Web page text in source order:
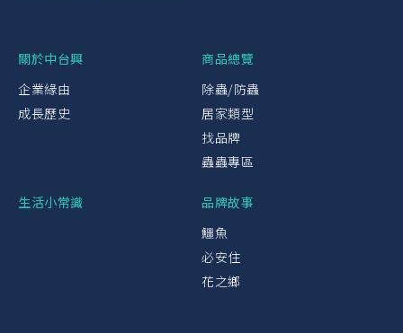
關於中台興
企業緣由
成長歷史
商品總覽
除蟲/防蟲
居家類型
找品牌
蟲蟲專區
生活小常識
品牌故事
鱷魚
必安住
花之鄉